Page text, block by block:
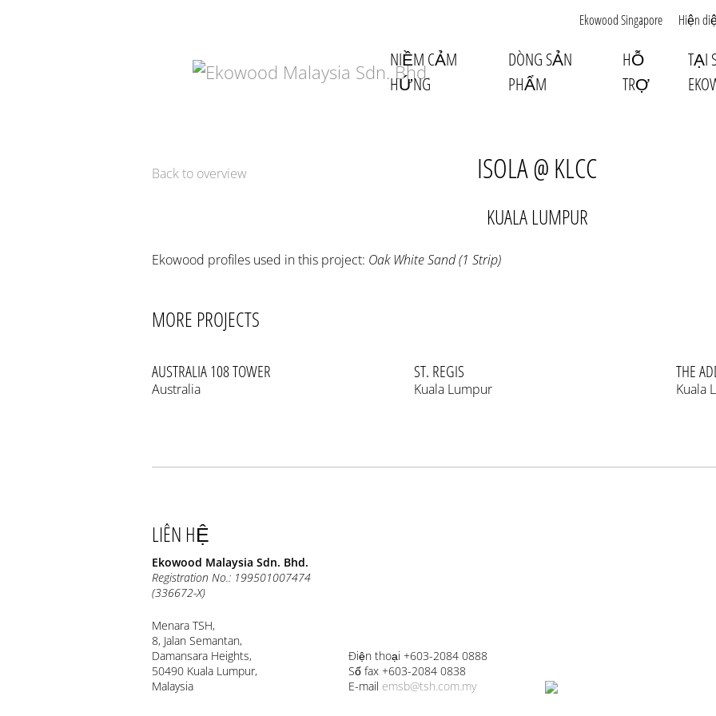
Ekowood Singapore Hiện
NIỀM CẢM
HỨNG
DÒNG SẢN
PHẨM
HỖ
TRỢ
TẠI
Back to overview ISOLA @ KLCC
KUALA LUMPUR
Ekowood profiles used in this project: Oak White Sand (1 Strip)
MORE PROJECTS
AUSTRALIA 108 TOWER
Australia
ST. REGIS
Kuala Lumpur
THE
Kuala
LIÊN HỆ
Ekowood Malaysia Sdn. Bhd.
Registration No.: 199501007474
(336672-X)
Menara TSH,
8, Jalan Semantan,
Damansara Heights,
50490 Kuala Lumpur,
Malaysia
Điện thoại +603-2084 0888
Số fax +603-2084 0838
E-mail emsb@tsh.com.my